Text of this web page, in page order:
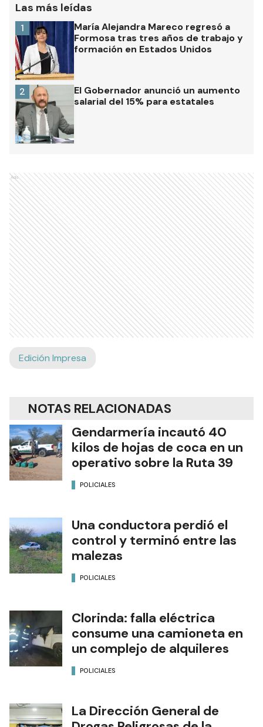
Las más leídas
María Alejandra Mareco regresó a
Formosa tras tres años de trabajo y
formación en Estados Unidos
1
El Gobernador anunció un aumento
salarial del 15% para estatales
2
Ads
Edición Impresa
NOTAS RELACIONADAS
Gendarmería incautó 40
kilos de hojas de coca en un
operativo sobre la Ruta 39
POLICIALES
Una conductora perdió el
control y terminó entre las
malezas
POLICIALES
Clorinda: falla eléctrica
consume una camioneta en
un complejo de alquileres
POLICIALES
La Dirección General de